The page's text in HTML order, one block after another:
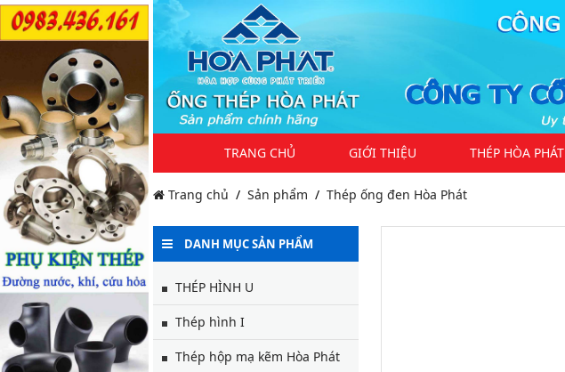
TRANG CHỦ GIỚI THIỆU THÉP HÒA PHÁT
Trang chủ Sản phẩm Thép ống đen Hòa Phát
DANH MỤC SẢN PHẨM
THÉP HÌNH U
Thép hình I
Thép hộp mạ kẽm Hòa Phát